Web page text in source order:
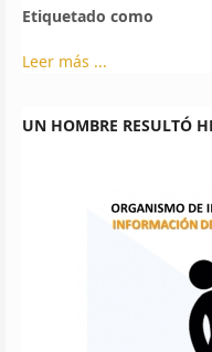
Etiquetado como
Leer más ...
UN HOMBRE RESULTÓ